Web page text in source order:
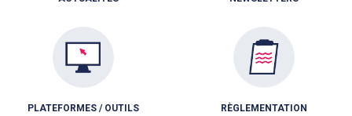
PLATEFORMES / OUTILS RÈGLEMENTATION